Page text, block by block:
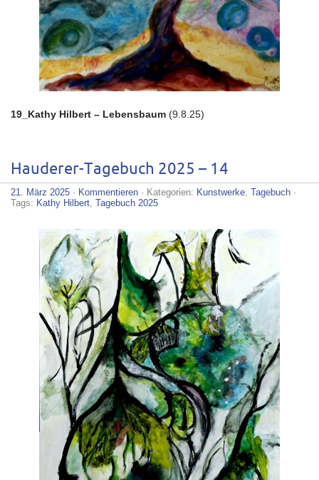
19_Kathy Hilbert – Lebensbaum (9.8.25)
Hauderer-Tagebuch 2025 – 14
21. März 2025 · Kommentieren · Kategorien: Kunstwerke Tagebuch ·
Tags: Kathy Hilbert Tagebuch 2025